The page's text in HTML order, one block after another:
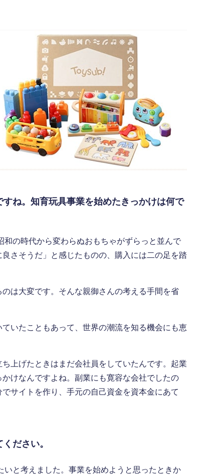
ね。知育玩具事業を始めたきっかけは何で
の時代から変わらぬおもちゃがずらっと並んで
さそうだ」と感じたものの、購入には二の足を踏
は大変です。そんな親御さんの考える手間を省
いたこともあって、世界の潮流を知る機会にも恵
上げたときはまだ会社員をしていたんです。起業
けなんですよね。副業にも寛容な会社でしたの
サイトを作り、手元の自己資金を資本金にあて
ださい。
と考えました。事業を始めようと思ったときか